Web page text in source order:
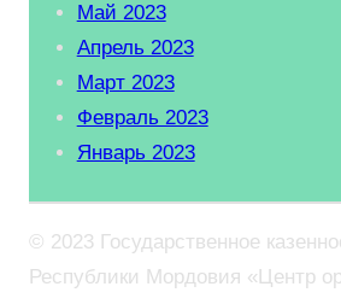
Май 2023
Апрель 2023
Март 2023
Февраль 2023
Январь 2023
© 2023 Государственное
Республики Мордовия «Центр